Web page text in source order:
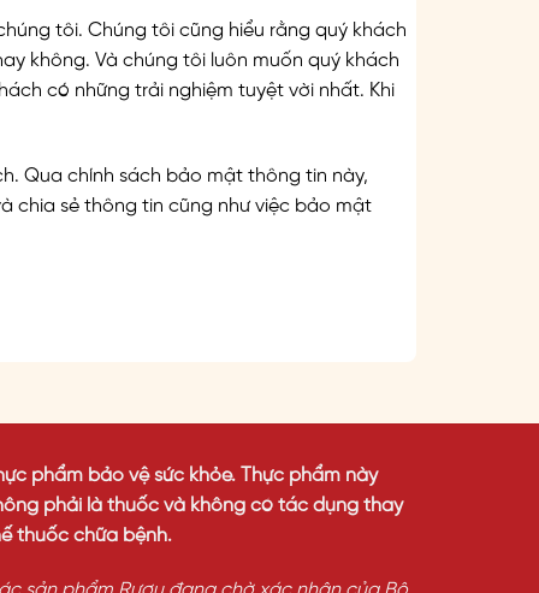
tôi. Chúng tôi cũng hiểu rằng quý khách
không. Và chúng tôi luôn muốn quý khách
có những trải nghiệm tuyệt vời nhất. Khi
Qua chính sách bảo mật thông tin này,
chia sẻ thông tin cũng như việc bảo mật
phẩm bảo vệ sức khỏe. Thực phẩm này
phải là thuốc và không có tác dụng thay
thuốc chữa bệnh.